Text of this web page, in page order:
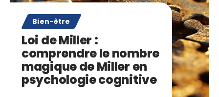
Bien-être
Loi de Miller :
comprendre le nombre
magique de Miller en
psychologie cognitive